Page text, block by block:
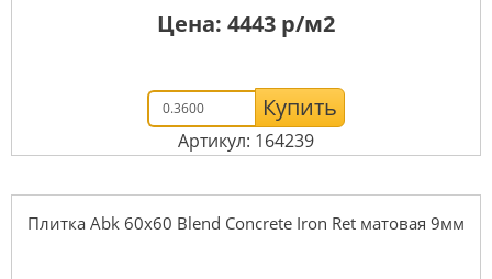
Цена: 4443 р/м2
Купить
Артикул: 164239
Плитка Abk 60x60 Blend Concrete Iron Ret матовая 9мм